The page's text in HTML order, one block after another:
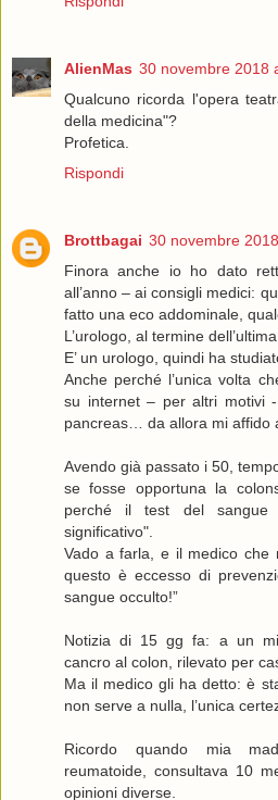
AlienMas 30 novembre 2018
Qualcuno ricorda l'opera
della medicina"?
Profetica.
Rispondi
Brottbagai 30 novembre
Finora anche io ho dato
all’anno – ai consigli medici:
fatto una eco addominale,
L’urologo, al termine
E’ un urologo, quindi ha
Anche perché l’unica volta
su internet – per altri motivi
pancreas… da allora mi affido
Avendo già passato i 50,
se fosse opportuna la
perché il test del
significativo".
Vado a farla, e il medico che
questo è eccesso di
sangue occulto!”
Notizia di 15 gg fa: a un
cancro al colon, rilevato per
Ma il medico gli ha detto: è
non serve a nulla, l’unica
Ricordo quando mia
reumatoide, consultava 10
opinioni diverse.